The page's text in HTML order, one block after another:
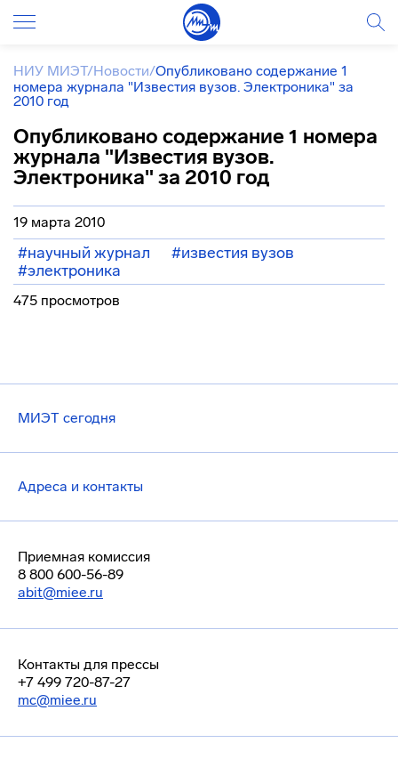
НИУ МИЭТ/Новости/Опубликовано содержание 1
номера журнала "Известия вузов. Электроника" за
2010 год
Опубликовано содержание 1 номера
журнала "Известия вузов.
Электроника" за 2010 год
19 марта 2010
#научный журнал
#известия вузов
#электроника
475 просмотров
МИЭТ сегодня
Адреса и контакты
Приемная комиссия
8 800 600-56-89
abit@miee.ru
Контакты для прессы
+7 499 720-87-27
mc@miee.ru